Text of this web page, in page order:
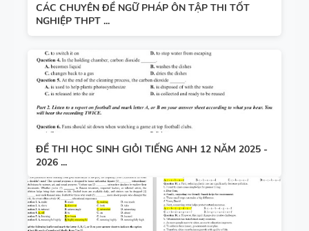
CÁC CHUYÊN ĐỀ NGỮ PHÁP ÔN TẬP THI TỐT
NGHIỆP THPT ...
ĐỀ THI HỌC SINH GIỎI TIẾNG ANH 12 NĂM 2025 -
2026 ...